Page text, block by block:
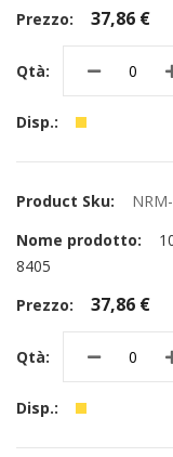
37,86 €
8405
37,86 €